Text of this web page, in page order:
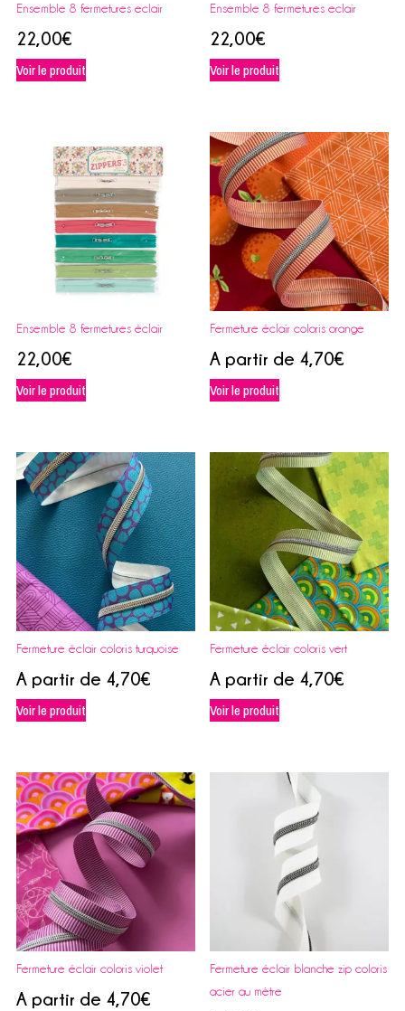
Ensemble 8 fermetures eclair
22,00€
Voir le produit
Ensemble 8 fermetures eclair
22,00€
Voir le produit
Ensemble 8 fermetures éclair
22,00€
Voir le produit
Fermeture éclair coloris orange
A partir de 4,70€
Voir le produit
Fermeture éclair coloris turquoise
A partir de 4,70€
Voir le produit
Fermeture éclair coloris vert
A partir de 4,70€
Voir le produit
Fermeture éclair coloris violet
A partir de 4,70€
Fermeture éclair blanche zip coloris
acier au mètre